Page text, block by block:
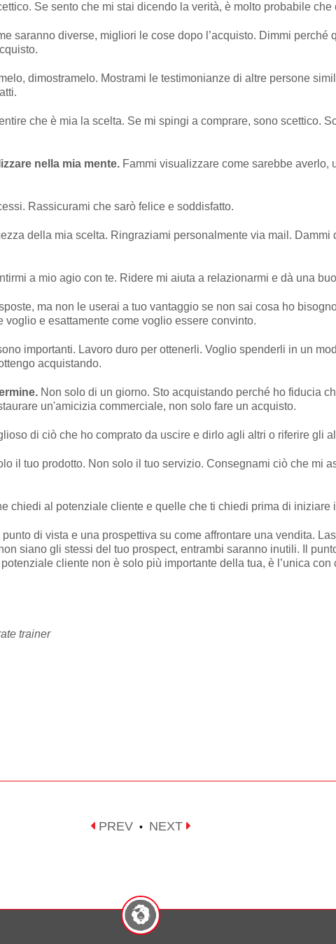
Se sento che mi stai dicendo la verità, è molto probabile che
saranno diverse, migliori le cose dopo l’acquisto. Dimmi perché
dimostramelo. Mostrami le testimonianze di altre persone
che è mia la scelta. Se mi spingi a comprare, sono scettico.
nella mia mente. Fammi visualizzare come sarebbe averlo,
Rassicurami che sarò felice e soddisfatto.
della mia scelta. Ringraziami personalmente via mail. Dammi
a mio agio con te. Ridere mi aiuta a relazionarmi e dà una
ma non le userai a tuo vantaggio se non sai cosa ho
e esattamente come voglio essere convinto.
importanti. Lavoro duro per ottenerli. Voglio spenderli in un
acquistando.
Non solo di un giorno. Sto acquistando perché ho fiducia
un'amicizia commerciale, non solo fare un acquisto.
di ciò che ho comprato da uscire e dirlo agli altri o riferire gli
il tuo prodotto. Non solo il tuo servizio. Consegnami ciò che mi
chiedi al potenziale cliente e quelle che ti chiedi prima di iniziare
di vista e una prospettiva su come affrontare una vendita.
siano gli stessi del tuo prospect, entrambi saranno inutili. Il
cliente non è solo più importante della tua, è l’unica con
trainer
PREV • NEXT